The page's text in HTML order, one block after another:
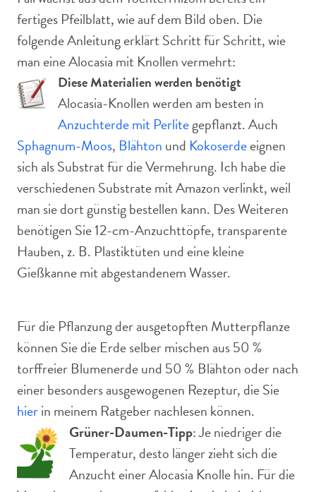
fertiges Pfeilblatt, wie auf dem Bild oben. Die
folgende Anleitung erklärt Schritt für Schritt, wie
man eine Alocasia mit Knollen vermehrt:
Diese Materialien werden benötigt
Alocasia-Knollen werden am besten in
Anzuchterde mit Perlitegepflanzt. Auch
Sphagnum-Moos, Blähton und Kokoserdeeignen
sich als Substrat für die Vermehrung. Ich habe die
verschiedenen Substrate mit Amazon verlinkt, weil
man sie dort günstig bestellen kann. Des Weiteren
benötigen Sie 12-cm-Anzuchttöpfe, transparente
Hauben, z. B. Plastiktüten und eine kleine
Gießkanne mit abgestandenem Wasser.
Für die Pflanzung der ausgetopften Mutterpflanze
können Sie die Erde selber mischen aus 50 %
torffreier Blumenerde und 50 % Blähton oder nach
einer besonders ausgewogenen Rezeptur, die Sie
hierin meinem Ratgeber nachlesen können.
Grüner-Daumen-Tipp: Je niedriger die
Temperatur, desto länger zieht sich die
Anzucht einer Alocasia Knolle hin. Für die